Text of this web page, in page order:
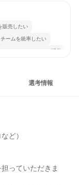
販売したい
チームを統率したい
コミュニケーションが活発
選考情報
ど）
っていただきま